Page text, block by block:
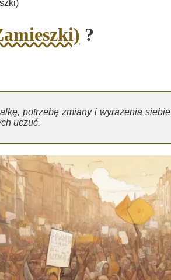
?
potrzebę zmiany i wyrażenia
uczuć.